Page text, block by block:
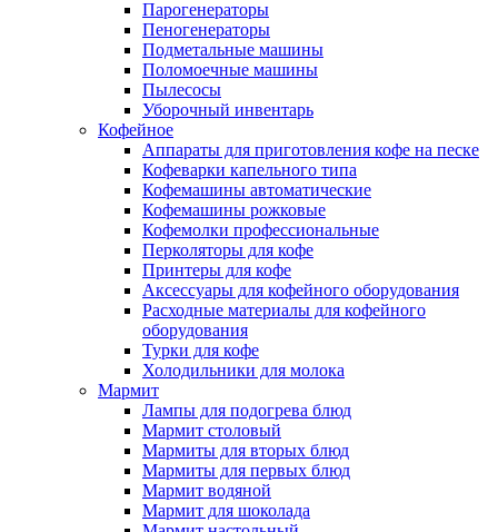
Парогенераторы
Пеногенераторы
Подметальные машины
Поломоечные машины
Пылесосы
Уборочный инвентарь
Кофейное
Аппараты для приготовления кофе на песке
Кофеварки капельного типа
Кофемашины автоматические
Кофемашины рожковые
Кофемолки профессиональные
Перколяторы для кофе
Принтеры для кофе
Аксессуары для кофейного оборудования
Расходные материалы для кофейного
оборудования
Турки для кофе
Холодильники для молока
Мармит
Лампы для подогрева блюд
Мармит столовый
Мармиты для вторых блюд
Мармиты для первых блюд
Мармит водяной
Мармит для шоколада